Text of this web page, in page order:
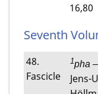
16,80
Seventh
48.
Fascicle
1pha
Jens-